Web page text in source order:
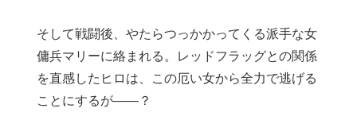
そして戦闘後、やたらつっかかってくる派手な女
傭兵マリーに絡まれる。レッドフラッグとの関係
を直感したヒロは、この厄い女から全力で逃げる
ことにするが――？